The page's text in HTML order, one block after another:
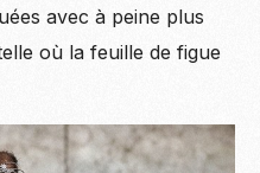
avec à peine plus
où la feuille de figue